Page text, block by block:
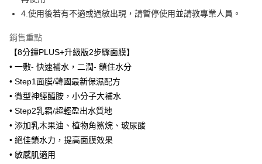
１．透過由恩沛科技股份有限公司提供之「AFTEE先享後付」服務完成之交
易，需依本服務之必要範圍內提供個人資料，並將交易相關給付款項請求債
權轉讓予恩沛科技股份有限公司。
２．關於個人資料處理事宜，請瀏覽以下網址：
３．未成年的使用者請事先徵得法定代理人或監護人之同意方可使用
「AFTEE先享後付」，若未經同意申辦者引起之損失，本公司不負相關責
任。
４．使用「AFTEE先享後付」時，將依據個別帳號之用戶狀況，依本公司即
時審查核予不同之上限額度；若仍有額度不足之情形，本公司將視審查結果
請求用戶進行身份認證。
５．嚴禁一人註冊多個帳號或使用他人資訊註冊。若發現惡意使用之情形，
恩沛科技股份有限公司將有權停止該用戶之使用額度並採取法律行動。
7-11取貨付款
每筆NT$100，滿NT$600(含以上)免運費
付款後7-11取貨
每筆NT$100，滿NT$600(含以上)免運費
宅配
每筆NT$100，滿NT$600(含以上)免運費
宅配(離島)
每筆NT$150，滿NT$1,500(含以上)免運費
4.使用後若有不適或過敏出現，請暫停使用並請教專業人員。
銷售重點
【8分鐘PLUS+升級版2步驟面膜】
• 一敷- 快速補水，二潤- 鎖住水分
• Step1面膜/韓國最新保濕配方
• 微型神經醯胺，小分子大補水
• Step2乳霜/超輕盈出水質地
• 添加乳木果油、植物角鯊烷、玻尿酸
• 絕佳鎖水力，提高面膜效果
• 敏感肌適用